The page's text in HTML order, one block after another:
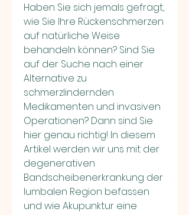
Haben Sie sich jemals gefragt,
wie Sie Ihre Rückenschmerzen
auf natürliche Weise
behandeln können? Sind Sie
auf der Suche nach einer
Alternative zu
schmerzlindernden
Medikamenten und invasiven
Operationen? Dann sind Sie
hier genau richtig! In diesem
Artikel werden wir uns mit der
degenerativen
Bandscheibenerkrankung der
lumbalen Region befassen
und wie Akupunktur eine